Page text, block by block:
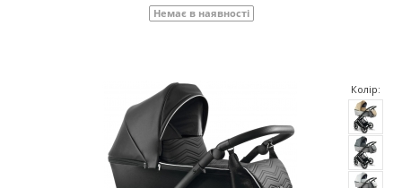
Немає в наявності
Колір: